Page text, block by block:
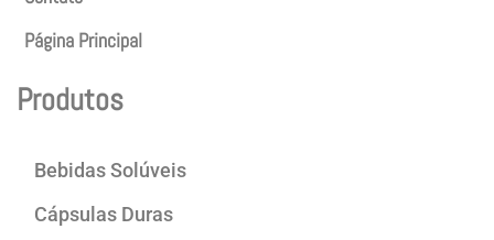
Página Principal
Produtos
Bebidas Solúveis
Cápsulas Duras